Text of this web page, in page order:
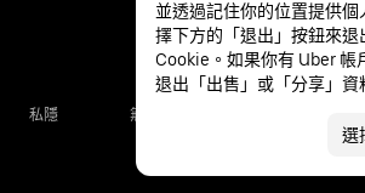
私隱 無障礙服務
並透過記住你的位置提供
擇下方的「退出」按鈕來退
Cookie。如果你有 Uber 帳
退出「出售」或「分享」資
選